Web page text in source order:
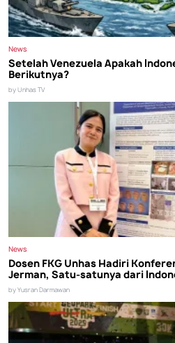
News
Setelah Venezuela Apakah
Berikutnya?
by Unhas TV
News
Dosen FKG Unhas Hadiri
Jerman, Satu-satunya dari
by Yusran Darmawan